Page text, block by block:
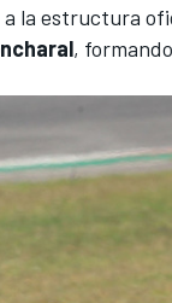
la estructura
,